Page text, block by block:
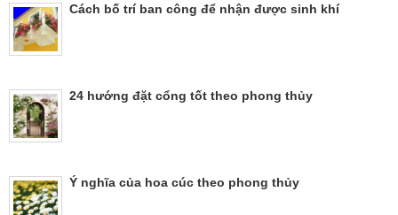
Cách bố trí ban công để nhận được sinh khí
24 hướng đặt cổng tốt theo phong thủy
Ý nghĩa của hoa cúc theo phong thủy